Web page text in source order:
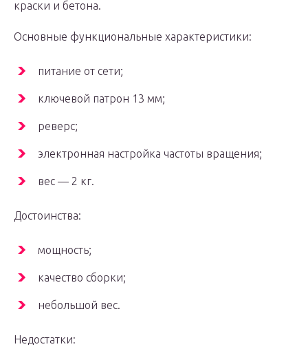
краски и бетона.
Основные функциональные характеристики:
питание от сети;
ключевой патрон 13 мм;
реверс;
электронная настройка частоты вращения;
вес — 2 кг.
Достоинства:
мощность;
качество сборки;
небольшой вес.
Недостатки: